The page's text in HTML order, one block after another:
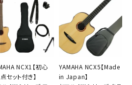
NCX1【初心
セット付き】
YAMAHA NCX5【Made
in Japan】